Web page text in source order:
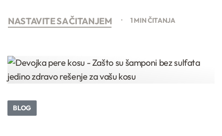
NASTAVITE SA ČITANJEM 1 MIN ČITANJA
BLOG